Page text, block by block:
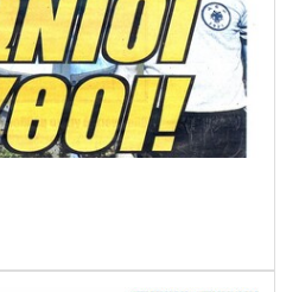
Ερυθρός
Αστέρας
Τότεναμ